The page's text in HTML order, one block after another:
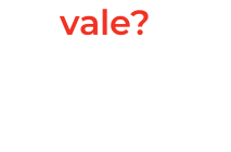
vale?